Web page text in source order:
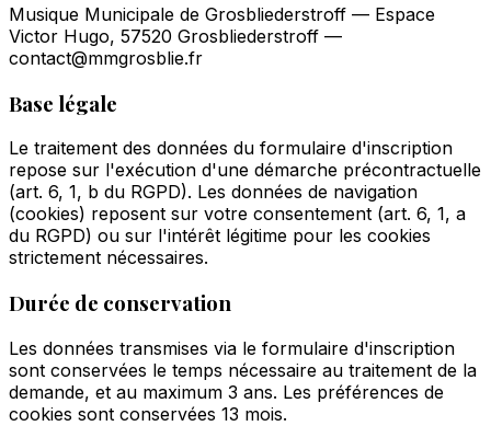
Musique Municipale de Grosbliederstroff — Espace
Victor Hugo, 57520 Grosbliederstroff —
contact@mmgrosblie.fr
Base légale
Le traitement des données du formulaire d'inscription
repose sur l'exécution d'une démarche précontractuelle
(art. 6, 1, b du RGPD). Les données de navigation
(cookies) reposent sur votre consentement (art. 6, 1, a
du RGPD) ou sur l'intérêt légitime pour les cookies
strictement nécessaires.
Durée de conservation
Les données transmises via le formulaire d'inscription
sont conservées le temps nécessaire au traitement de la
demande, et au maximum 3 ans. Les préférences de
cookies sont conservées 13 mois.